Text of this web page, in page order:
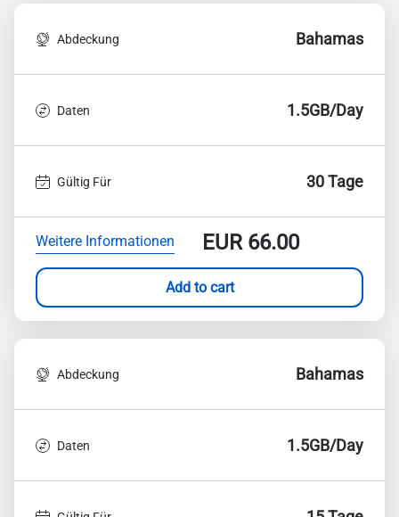
Abdeckung Bahamas
Daten 1.5GB/Day
Gültig Für 30 Tage
Weitere Informationen EUR66.00
Add to cart
Abdeckung Bahamas
Daten 1.5GB/Day